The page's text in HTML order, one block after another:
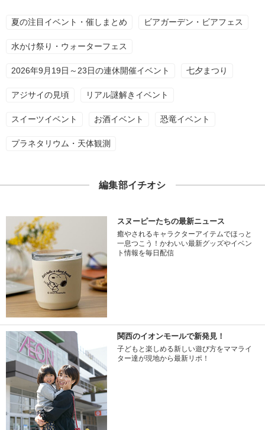
夏の注目イベント・催しまとめ ビアガーデン・ビアフェス
水かけ祭り・ウォーターフェス
2026年9月19日～23日の連休開催イベント 七夕まつり
アジサイの見頃 リアル謎解きイベント
スイーツイベント お酒イベント 恐竜イベント
プラネタリウム・天体観測
編集部イチオシ
スヌーピーたちの最新ニュース
癒やされるキャラクターアイテムでほっと
一息つこう！かわいい最新グッズやイベン
ト情報を毎日配信
関西のイオンモールで新発見！
子どもと楽しめる新しい遊び方をママライ
ター達が現地から最新リポ！